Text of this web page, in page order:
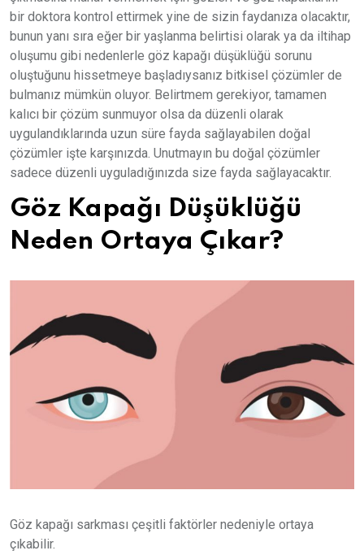
bir doktora kontrol ettirmek yine de sizin faydanıza olacaktır,
bunun yanı sıra eğer bir yaşlanma belirtisi olarak ya da iltihap
oluşumu gibi nedenlerle göz kapağı düşüklüğü sorunu
oluştuğunu hissetmeye başladıysanız bitkisel çözümler de
bulmanız mümkün oluyor. Belirtmem gerekiyor, tamamen
kalıcı bir çözüm sunmuyor olsa da düzenli olarak
uygulandıklarında uzun süre fayda sağlayabilen doğal
çözümler işte karşınızda. Unutmayın bu doğal çözümler
sadece düzenli uyguladığınızda size fayda sağlayacaktır.
Göz Kapağı Düşüklüğü
Neden Ortaya Çıkar?
Göz kapağı sarkması çeşitli faktörler nedeniyle ortaya
çıkabilir.